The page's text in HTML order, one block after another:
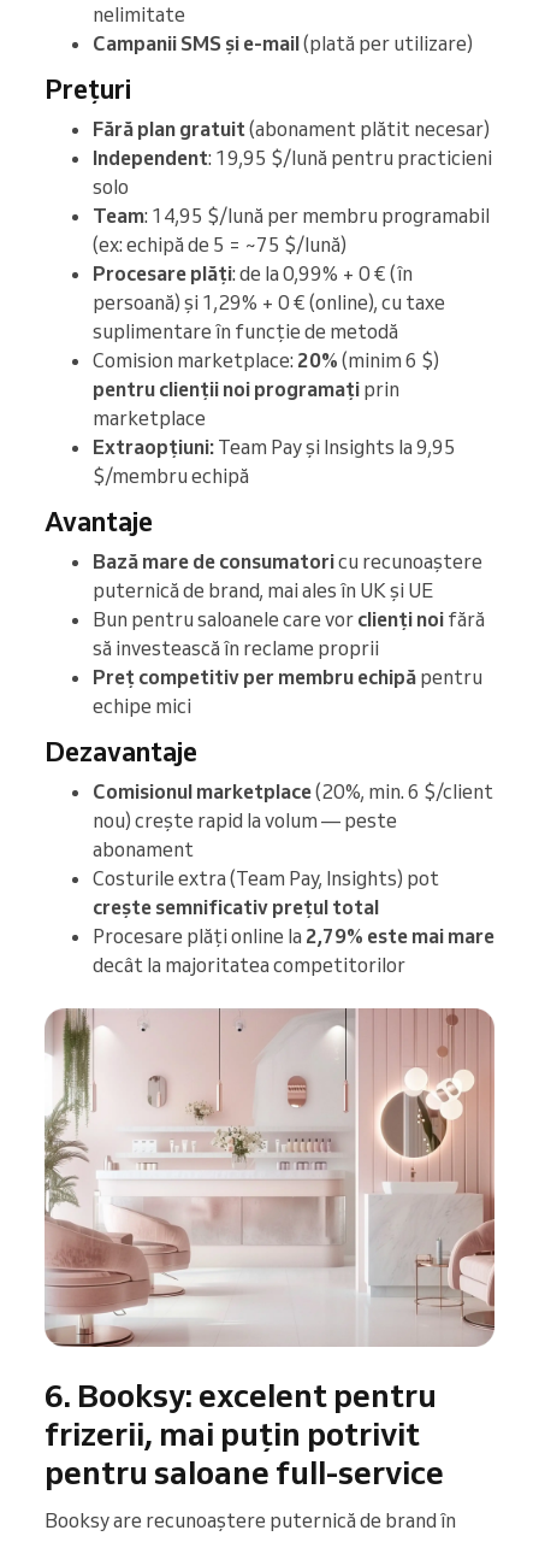
nelimitate
Campanii SMS și e-mail(plată per utilizare)
Prețuri
Fără plan gratuit(abonament plătit necesar)
Independent: 19,95 $/lună pentru practicieni
solo
Team: 14,95 $/lună per membru programabil
(ex: echipă de 5 = ~75 $/lună)
Procesare plăți: de la 0,99% + 0 € (în
persoană) și 1,29% + 0 € (online), cu taxe
suplimentare în funcție de metodă
Comision marketplace: 20% (minim 6 $)
pentru clienții noi programați prin
marketplace
Extraopțiuni: Team Pay și Insights la 9,95
$/membru echipă
Avantaje
Bază mare de consumatoricu recunoaștere
puternică de brand, mai ales în UK și UE
Bun pentru saloanele care vor clienți noi fără
să investească în reclame proprii
Preț competitiv per membru echipă pentru
echipe mici
Dezavantaje
Comisionul marketplace(20%, min. 6 $/client
nou) crește rapid la volum — peste
abonament
Costurile extra (Team Pay, Insights) pot
crește semnificativ prețul total
Procesare plăți online la 2,79% este mai mare
decât la majoritatea competitorilor
6. Booksy: excelent pentru
frizerii, mai puțin potrivit
pentru saloane full-service
Booksy are recunoaștere puternică de brand în